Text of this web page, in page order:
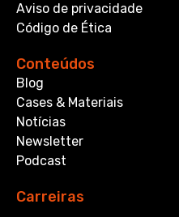
Aviso de privacidade
Código de Ética
Conteúdos
Blog
Cases & Materiais
Notícias
Newsletter
Podcast
Carreiras